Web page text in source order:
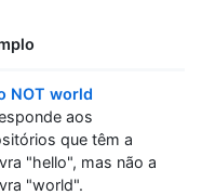
NOT world
aos
que têm a
"hello", mas não a
"world".